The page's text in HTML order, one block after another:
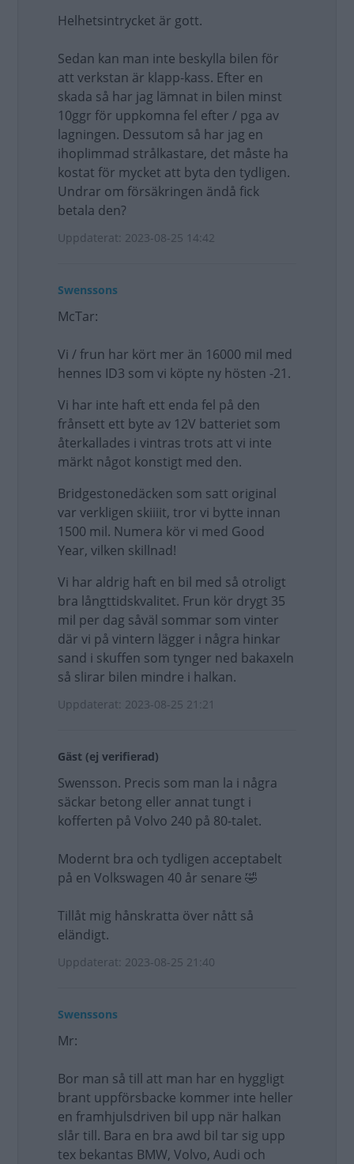
Helhetsintrycket är gott.
Sedan kan man inte beskylla bilen för
att verkstan är klapp-kass. Efter en
skada så har jag lämnat in bilen minst
10ggr för uppkomna fel efter / pga av
lagningen. Dessutom så har jag en
ihoplimmad strålkastare, det måste ha
kostat för mycket att byta den tydligen.
Undrar om försäkringen ändå fick
betala den?
Uppdaterat: 2023-08-25 14:42
Swenssons
McTar:
Vi / frun har kört mer än 16000 mil med
hennes ID3 som vi köpte ny hösten -21.
Vi har inte haft ett enda fel på den
frånsett ett byte av 12V batteriet som
återkallades i vintras trots att vi inte
märkt något konstigt med den.
Bridgestonedäcken som satt original
var verkligen skiiiit, tror vi bytte innan
1500 mil. Numera kör vi med Good
Year, vilken skillnad!
Vi har aldrig haft en bil med så otroligt
bra långttidskvalitet. Frun kör drygt 35
mil per dag såväl sommar som vinter
där vi på vintern lägger i några hinkar
sand i skuffen som tynger ned bakaxeln
så slirar bilen mindre i halkan.
Uppdaterat: 2023-08-25 21:21
Gäst (ej verifierad)
Swensson. Precis som man la i några
säckar betong eller annat tungt i
kofferten på Volvo 240 på 80-talet.
Modernt bra och tydligen acceptabelt
på en Volkswagen 40 år senare 🤣
Tillåt mig hånskratta över nått så
eländigt.
Uppdaterat: 2023-08-25 21:40
Swenssons
Mr:
Bor man så till att man har en hyggligt
brant uppförsbacke kommer inte heller
en framhjulsdriven bil upp när halkan
slår till. Bara en bra awd bil tar sig upp
tex bekantas BMW, Volvo, Audi och